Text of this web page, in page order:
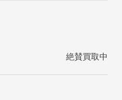
絶賛買取中